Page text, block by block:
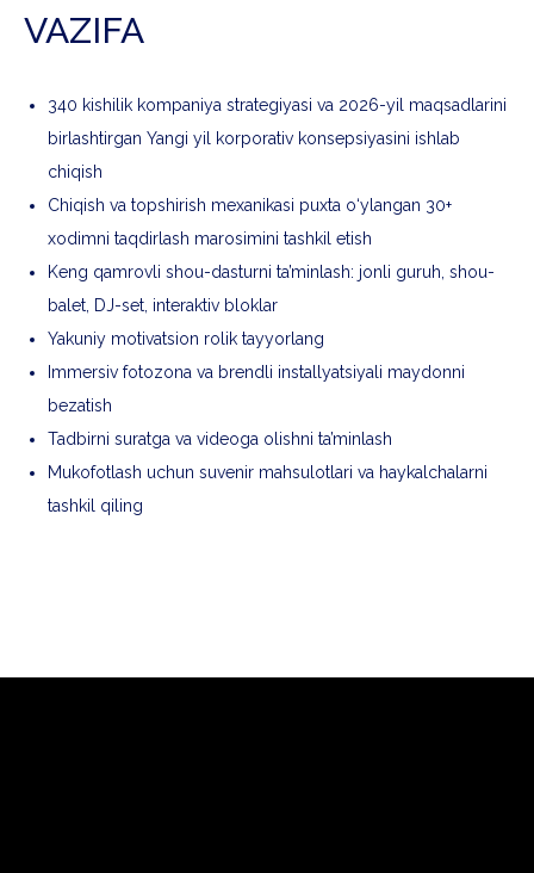
VAZIFA
340 kishilik kompaniya strategiyasi va 2026-yil maqsadlarini
birlashtirgan Yangi yil korporativ konsepsiyasini ishlab
chiqish
Chiqish va topshirish mexanikasi puxta o‘ylangan 30+
xodimni taqdirlash marosimini tashkil etish
Keng qamrovli shou-dasturni ta’minlash: jonli guruh, shou-
balet, DJ-set, interaktiv bloklar
Yakuniy motivatsion rolik tayyorlang
Immersiv fotozona va brendli installyatsiyali maydonni
bezatish
Tadbirni suratga va videoga olishni ta’minlash
Mukofotlash uchun suvenir mahsulotlari va haykalchalarni
tashkil qiling